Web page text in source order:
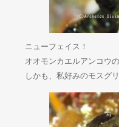
ニューフェイス！
オオモンカエルアンコウ
しかも、私好みのモスグ